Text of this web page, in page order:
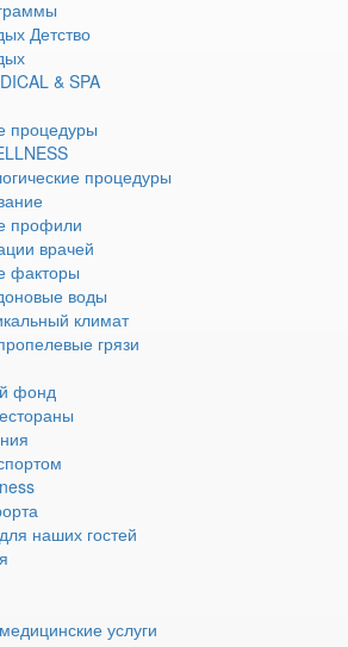
Детство
& SPA
процедуры
процедуры
профили
врачей
факторы
воды
климат
грязи
фонд
наших гостей
услуги
на курорте «Увильды» сочетают
аппарата с природными
уникальные сапропелевые грязи,
Омоложение лица и тела
тех, кто стремится вернуть коже
вмешательства.
рекомендуется в следующих
морщины, дряблость,
кожи;
различной этиологии;
следы постакне;
кожи и расширенные поры;
и снижение тонуса;
в области лица, шеи, декольте или
лазерное омоложение лица и
среди которых: